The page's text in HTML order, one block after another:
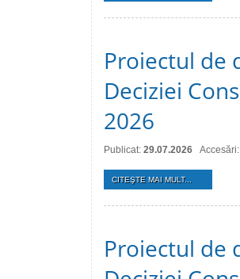
Proiectul de
Deciziei
2026
Publicat: 29.07.2026
CITEŞTE MAI MULT...
Proiectul de